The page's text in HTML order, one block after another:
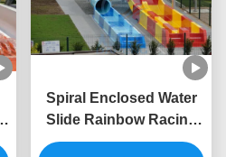
Spiral Enclosed Water
Slide Rainbow Racing
Pool Slide With Led